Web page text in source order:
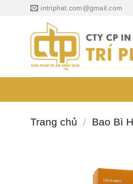
intriphat.com@gmail.com
Trang chủ / Bao Bì